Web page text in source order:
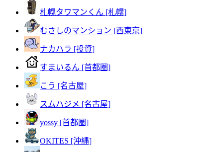
札幌タワマンくん [札幌]
むさしのマンション [西東京]
ナカハラ [投資]
すまいるん [首都圏]
こう [名古屋]
スムハジメ [名古屋]
yossy [首都圏]
OKITES [沖縄]